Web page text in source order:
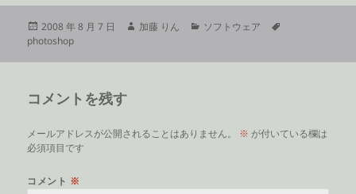
投
稿
2008 年 8 月 7 日
作
加藤 りん
カ
ソフトウェア
photoshop
コメントを残す
メールアドレスが公開されることはありません。 ※ が付いている欄は
必須項目です
コメント ※